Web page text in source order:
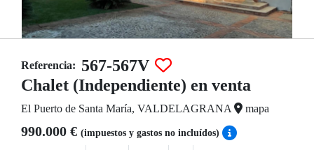
Referencia: 567-567V
Chalet (Independiente) en venta
El Puerto de Santa María, VALDELAGRANA mapa
990.000 € (impuestos y gastos no incluídos)